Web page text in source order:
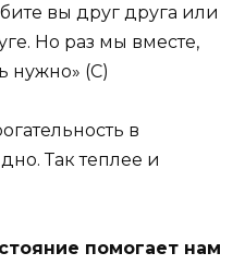
вы друг друга или
Но раз мы вместе,
нужно» (С)
в
Так теплее и
помогает нам